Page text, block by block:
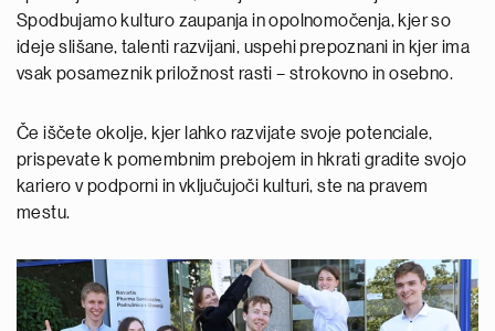
Spodbujamo kulturo zaupanja in opolnomočenja, kjer so
ideje slišane, talenti razvijani, uspehi prepoznani in kjer ima
vsak posameznik priložnost rasti – strokovno in osebno.
Če iščete okolje, kjer lahko razvijate svoje potenciale,
prispevate k pomembnim prebojem in hkrati gradite svojo
kariero v podporni in vključujoči kulturi, ste na pravem
mestu.